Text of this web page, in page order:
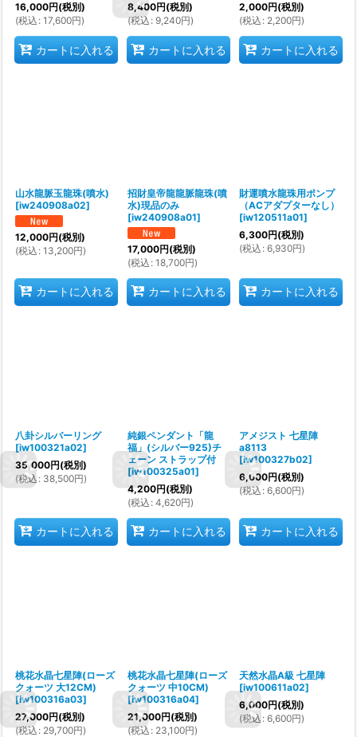
16,000円(税別)
(税込 : 17,600円)
カートに入れる
8,400円(税別)
(税込 : 9,240円)
カートに入れる
2,000円(税別)
(税込 : 2,200円)
カートに入れる
山水龍脈玉龍珠(噴水)
[iw240908a02]
12,000円(税別)
(税込 : 13,200円)
カートに入れる
招財皇帝龍龍脈龍珠(噴
水)現品のみ
[iw240908a01]
17,000円(税別)
(税込 : 18,700円)
カートに入れる
財運噴水龍珠用ポンプ
（ACアダプターなし）
[iw120511a01]
6,300円(税別)
(税込 : 6,930円)
カートに入れる
八卦シルバーリング
[iw100321a02]
35,000円(税別)
(税込 : 38,500円)
カートに入れる
純銀ペンダント「龍
福」(シルバー925)チ
ェーン ストラップ付
[iw100325a01]
4,200円(税別)
(税込 : 4,620円)
カートに入れる
アメジスト 七星陣
a8113
[iw100327b02]
6,000円(税別)
(税込 : 6,600円)
カートに入れる
桃花水晶七星陣(ローズ
クォーツ 大12CM)
[iw100316a03]
27,000円(税別)
(税込 : 29,700円)
桃花水晶七星陣(ローズ
クォーツ 中10CM)
[iw100316a04]
21,000円(税別)
(税込 : 23,100円)
天然水晶A級 七星陣
[iw100611a02]
6,000円(税別)
(税込 : 6,600円)